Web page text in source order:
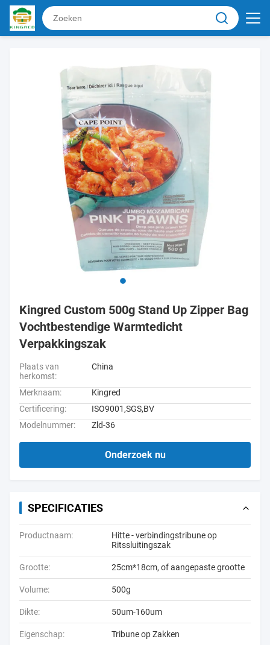
Kingred Custom 500g Stand Up Zipper Bag
Vochtbestendige Warmtedicht
Verpakkingszak
Plaats van
herkomst:
China
Merknaam:
Kingred
Certificering:
ISO9001,SGS,BV
Modelnummer:
Zld-36
Onderzoek nu
SPECIFICATIES
Productnaam:
Hitte - verbindingstribune op
Ritssluitingszak
Grootte: 25cm*18cm, of aangepaste grootte
Volume: 500g
Dikte: 50um-160um
Eigenschap: Tribune op Zakken